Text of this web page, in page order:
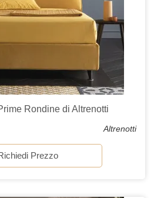
Rondine di Altrenotti
Altrenotti
Prezzo